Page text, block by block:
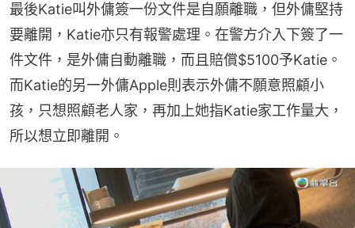
最後Katie叫外傭簽一份文件是自願離職，但外傭堅持
要離開，Katie亦只有報警處理。在警方介入下簽了一
件文件，是外傭自動離職，而且賠償$5100予Katie。
而Katie的另一外傭Apple則表示外傭不願意照顧小
孩，只想照顧老人家，再加上她指Katie家工作量大，
所以想立即離開。